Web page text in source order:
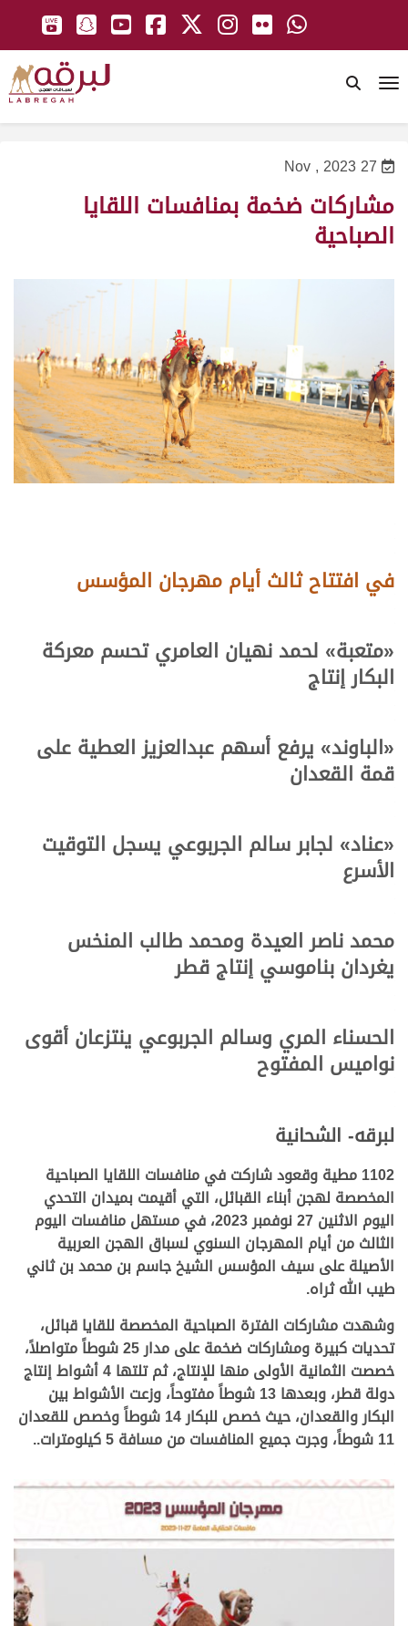
27 Nov , 2023
مشاركات ضخمة بمنافسات اللقايا
الصباحية
في افتتاح ثالث أيام مهرجان المؤسس
«متعبة» لحمد نهيان العامري تحسم معركة
البكار إنتاج
«الباوند» يرفع أسهم عبدالعزيز العطية على
قمة القعدان
«عناد» لجابر سالم الجربوعي يسجل التوقيت
الأسرع
محمد ناصر العيدة ومحمد طالب المنخس
يغردان بناموسي إنتاج قطر
الحسناء المري وسالم الجربوعي ينتزعان أقوى
نواميس المفتوح
لبرقه- الشحانية
1102 مطية وقعود شاركت في منافسات اللقايا الصباحية
المخصصة لهجن أبناء القبائل، التي أقيمت بميدان التحدي
اليوم الاثنين 27 نوفمبر 2023، في مستهل منافسات اليوم
الثالث من أيام المهرجان السنوي لسباق الهجن العربية
الأصيلة على سيف المؤسس الشيخ جاسم بن محمد بن ثاني
طيب الله ثراه.
وشهدت مشاركات الفترة الصباحية المخصصة للقايا قبائل،
تحديات كبيرة ومشاركات ضخمة على مدار 25 شوطاً متواصلاً،
خصصت الثمانية الأولى منها للإنتاج، ثم تلتها 4 أشواط إنتاج
دولة قطر، وبعدها 13 شوطاً مفتوحاً، وزعت الأشواط بين
البكار والقعدان، حيث خصص للبكار 14 شوطاً وخصص للقعدان
11 شوطاً، وجرت جميع المنافسات من مسافة 5 كيلومترات..